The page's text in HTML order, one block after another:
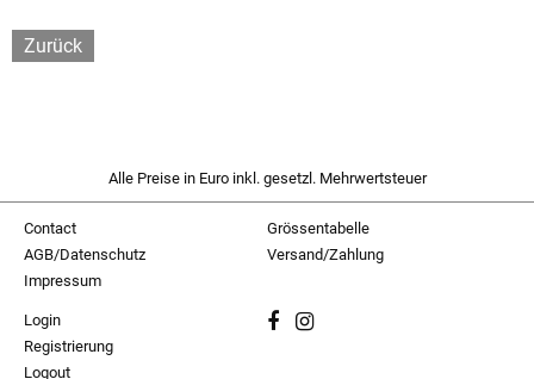
Zurück
Alle Preise in Euro inkl. gesetzl. Mehrwertsteuer
Contact
AGB/Datenschutz
Impressum
Grössentabelle
Versand/Zahlung
Login
Registrierung
Logout